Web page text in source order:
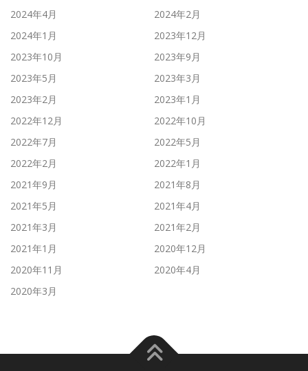
2024年4月
2024年2月
2024年1月
2023年12月
2023年10月
2023年9月
2023年5月
2023年3月
2023年2月
2023年1月
2022年12月
2022年10月
2022年7月
2022年5月
2022年2月
2022年1月
2021年9月
2021年8月
2021年5月
2021年4月
2021年3月
2021年2月
2021年1月
2020年12月
2020年11月
2020年4月
2020年3月